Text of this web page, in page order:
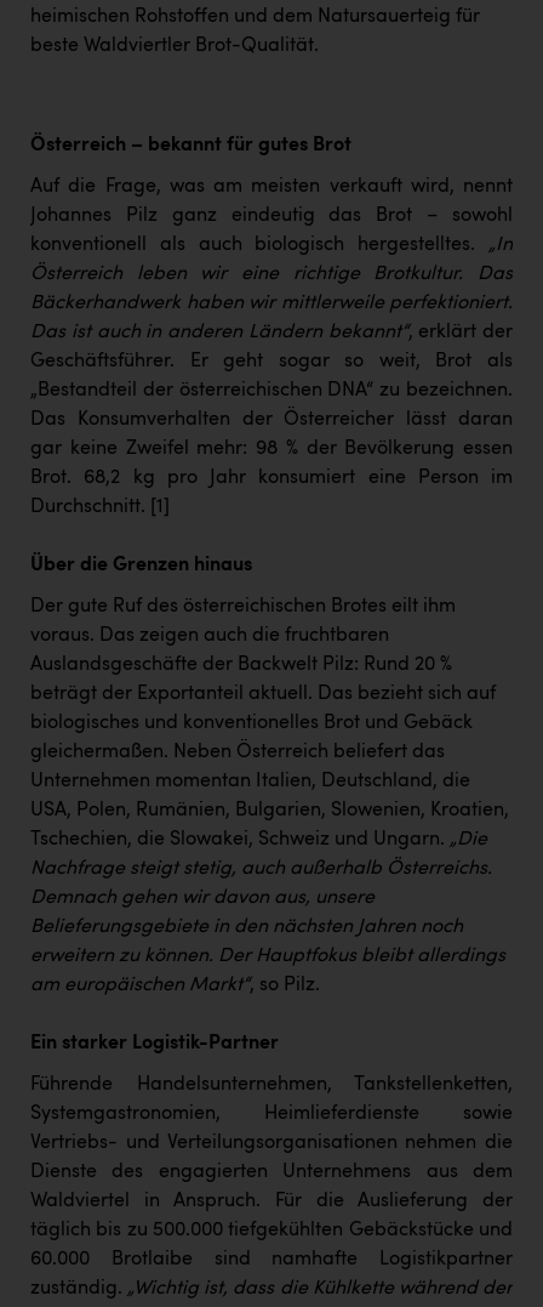
heimischen Rohstoffen und dem Natursauerteig für
beste Waldviertler Brot-Qualität.
Österreich – bekannt für gutes Brot
Auf die Frage, was am meisten verkauft wird, nennt
Johannes Pilz ganz eindeutig das Brot – sowohl
konventionell als auch biologisch hergestelltes. „In
Österreich leben wir eine richtige Brotkultur. Das
Bäckerhandwerk haben wir mittlerweile perfektioniert.
Das ist auch in anderen Ländern bekannt“, erklärt der
Geschäftsführer. Er geht sogar so weit, Brot als
„Bestandteil der österreichischen DNA“ zu bezeichnen.
Das Konsumverhalten der Österreicher lässt daran
gar keine Zweifel mehr: 98 % der Bevölkerung essen
Brot. 68,2 kg pro Jahr konsumiert eine Person im
Durchschnitt.
[1]
Über die Grenzen hinaus
Der gute Ruf des österreichischen Brotes eilt ihm
voraus. Das zeigen auch die fruchtbaren
Auslandsgeschäfte der Backwelt Pilz: Rund 20 %
beträgt der Exportanteil aktuell. Das bezieht sich auf
biologisches und konventionelles Brot und Gebäck
gleichermaßen. Neben Österreich beliefert das
Unternehmen momentan Italien, Deutschland, die
USA, Polen, Rumänien, Bulgarien, Slowenien, Kroatien,
Tschechien, die Slowakei, Schweiz und Ungarn. „Die
Nachfrage steigt stetig, auch außerhalb Österreichs.
Demnach gehen wir davon aus, unsere
Belieferungsgebiete in den nächsten Jahren noch
erweitern zu können. Der Hauptfokus bleibt allerdings
am europäischen Markt“, so Pilz.
Ein starker Logistik-Partner
Führende Handelsunternehmen, Tankstellenketten,
Systemgastronomien, Heimlieferdienste sowie
Vertriebs- und Verteilungsorganisationen nehmen die
Dienste des engagierten Unternehmens aus dem
Waldviertel in Anspruch. Für die Auslieferung der
täglich bis zu 500.000 tiefgekühlten Gebäckstücke und
60.000 Brotlaibe sind namhafte Logistikpartner
zuständig. „Wichtig ist, dass die Kühlkette während der